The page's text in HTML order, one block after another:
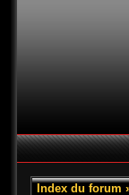
Index du forum